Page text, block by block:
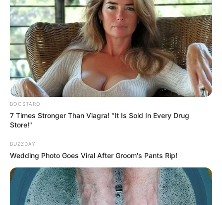
BOOSTARO
7 Times Stronger Than Viagra! "It Is Sold In Every Drug
Store!"
BUZZDAY
Wedding Photo Goes Viral After Groom's Pants Rip!